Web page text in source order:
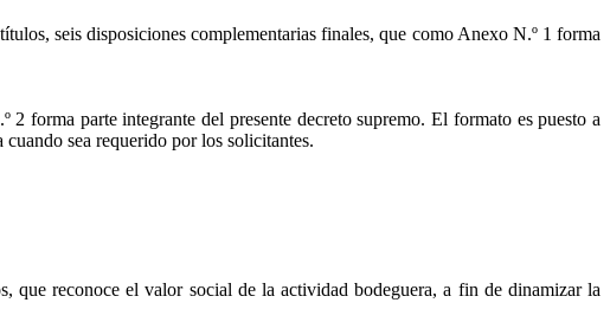
seis disposiciones complementarias finales, que como Anexo N.º 1 forma
forma parte integrante del presente decreto supremo. El formato es puesto a
sea requerido por los solicitantes.
que reconoce el valor social de la actividad bodeguera, a fin de dinamizar la